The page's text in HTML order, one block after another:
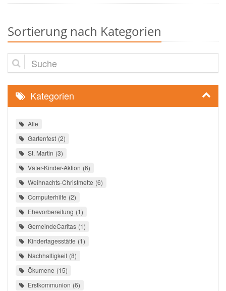
Sortierung nach Kategorien
Suche
Kategorien
Alle
Gartenfest 2
St. Martin 3
Väter-Kinder-Aktion 6
Weihnachts-Christmette 6
Computerhilfe 2
Ehevorbereitung 1
GemeindeCaritas 1
Kindertagesstätte 1
Nachhaltigkeit 8
Ökumene 15
Erstkommunion 6